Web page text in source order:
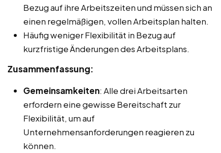
Bezug auf ihre Arbeitszeiten und müssen sich an
einen regelmäßigen, vollen Arbeitsplan halten.
Häufig weniger Flexibilität in Bezug auf
kurzfristige Änderungen des Arbeitsplans.
Zusammenfassung:
Gemeinsamkeiten: Alle drei Arbeitsarten
erfordern eine gewisse Bereitschaft zur
Flexibilität, um auf
Unternehmensanforderungen reagieren zu
können.